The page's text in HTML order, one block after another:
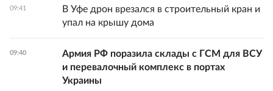
09:41
В Уфе дрон врезался в строительный кран и
упал на крышу дома
09:40
Армия РФ поразила склады с ГСМ для ВСУ
и перевалочный комплекс в портах
Украины